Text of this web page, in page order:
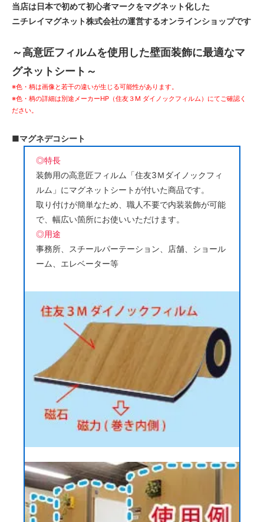
当店は日本で初めて初心者マークをマグネット化した
ニチレイマグネット株式会社の運営するオンラインショップです
～高意匠フィルムを使用した壁面装飾に最適なマ
グネットシート～
※色・柄は画像と若干の違いが生じる可能性があります。
※色・柄の詳細は別途メーカーHP（住友３M ダイノックフィルム）にてご確認く
ださい。
■マグネデコシート
◎特長
装飾用の高意匠フィルム「住友3Ｍダイノックフィ
ルム」にマグネットシートが付いた商品です。
取り付けが簡単なため、職人不要で内装装飾が可能
で、幅広い箇所にお使いいただけます。
◎用途
事務所、スチールパーテーション、店舗、ショール
ーム、エレベーター等